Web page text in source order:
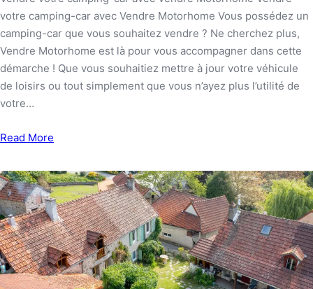
votre camping-car avec Vendre Motorhome Vous possédez un
camping-car que vous souhaitez vendre ? Ne cherchez plus,
Vendre Motorhome est là pour vous accompagner dans cette
démarche ! Que vous souhaitiez mettre à jour votre véhicule
de loisirs ou tout simplement que vous n’ayez plus l’utilité de
votre…
Read More